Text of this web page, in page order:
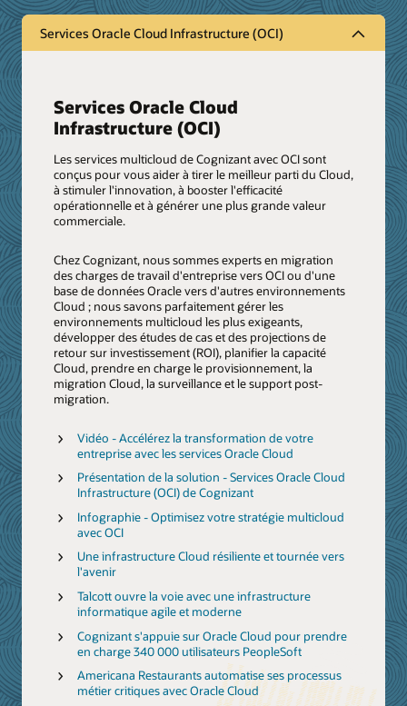
Services Oracle Cloud Infrastructure (OCI)
Services Oracle Cloud
Infrastructure (OCI)
Les services multicloud de Cognizant avec OCI sont
conçus pour vous aider à tirer le meilleur parti du Cloud,
à stimuler l'innovation, à booster l'efficacité
opérationnelle et à générer une plus grande valeur
commerciale.
Chez Cognizant, nous sommes experts en migration
des charges de travail d'entreprise vers OCI ou d'une
base de données Oracle vers d'autres environnements
Cloud ; nous savons parfaitement gérer les
environnements multicloud les plus exigeants,
développer des études de cas et des projections de
retour sur investissement (ROI), planifier la capacité
Cloud, prendre en charge le provisionnement, la
migration Cloud, la surveillance et le support post-
migration.
Vidéo - Accélérez la transformation de votre
entreprise avec les services Oracle Cloud
Présentation de la solution - Services Oracle Cloud
Infrastructure (OCI) de Cognizant
Infographie - Optimisez votre stratégie multicloud
avec OCI
Une infrastructure Cloud résiliente et tournée vers
l'avenir
Talcott ouvre la voie avec une infrastructure
informatique agile et moderne
Cognizant s'appuie sur Oracle Cloud pour prendre
en charge 340 000 utilisateurs PeopleSoft
Americana Restaurants automatise ses processus
métier critiques avec Oracle Cloud